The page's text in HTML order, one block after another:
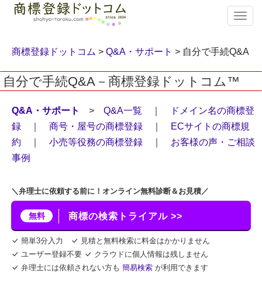
T
o
g
e
v
i
g
a
商標登録ドットコム > Q&A・サポート > 自分で手続Q&A
自分で手続Q&A－商標登録ドットコム™
Q&A・サポート > Q&A一覧
ドメイン名の商標登
録
商号・屋号の商標登録
ECサイトの商標規
約
小売等役務の商標登録
お客様の声・ご相談
事例
＼弁理士に依頼する前に！オンライン無料診断＆お見積／
無料 商標の検索トライアル >>
簡単3分入力
見積と無料検索に料金はかかりません
ユーザー登録不要
クラウドに個人情報は残しません
弁理士には依頼されない方も 簡易検索 が利用できます